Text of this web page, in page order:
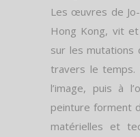
Les œuvres de
Hong Kong, vit
sur les mutations
travers le temps.
l’image, puis à
peinture forment
matérielles et